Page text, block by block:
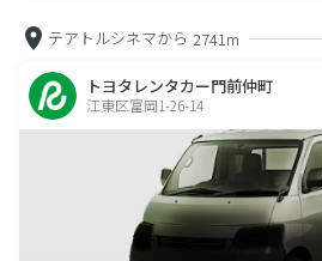
テアトルシネマから 2741m
トヨタレンタカー門前仲町
江東区富岡1-26-14